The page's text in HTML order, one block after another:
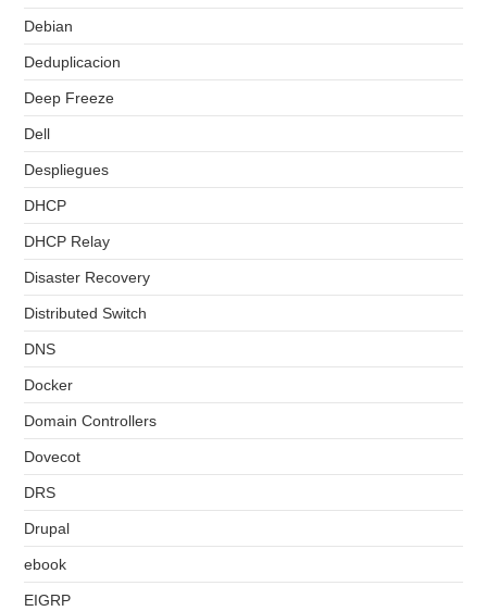
Debian
Deduplicacion
Deep Freeze
Dell
Despliegues
DHCP
DHCP Relay
Disaster Recovery
Distributed Switch
DNS
Docker
Domain Controllers
Dovecot
DRS
Drupal
ebook
EIGRP